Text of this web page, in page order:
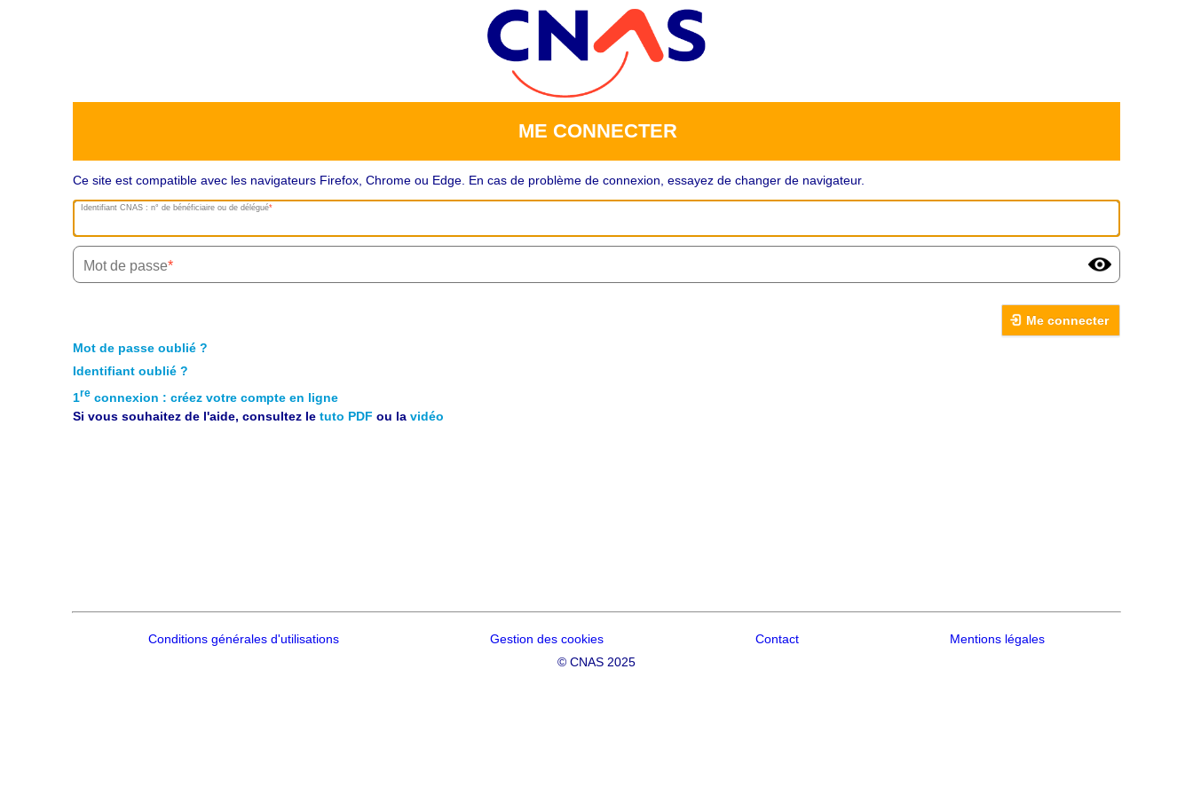
ME CONNECTER
Ce site est compatible avec les navigateurs Firefox, Chrome ou Edge. En cas de problème de connexion, essayez de changer de navigateur.
Identifiant CNAS : n° de bénéficiaire ou de délégué
Mot de passe
Me connecter
Mot de passe oublié ?
Identifiant oublié ?
1re connexion : créez votre compte en ligne
Si vous souhaitez de l'aide, consultez le tuto PDF ou la vidéo
Conditions générales d'utilisations Gestion des cookies Contact
Mentions légales
© CNAS 2025